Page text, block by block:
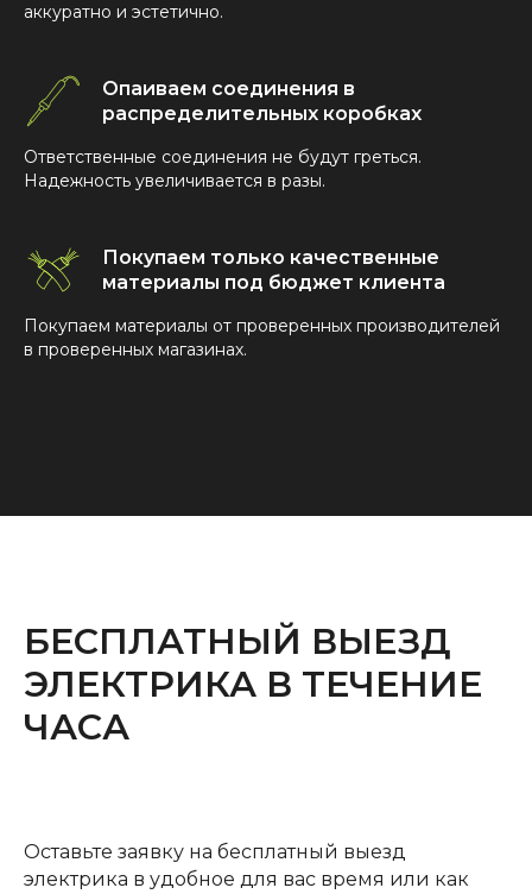
аккуратно и эстетично.
Опаиваем соединения в
распределительных коробках
Ответственные соединения не будут греться.
Надежность увеличивается в разы.
Покупаем только качественные
материалы под бюджет клиента
Покупаем материалы от проверенных производителей
в проверенных магазинах.
БЕСПЛАТНЫЙ ВЫЕЗД
ЭЛЕКТРИКА В ТЕЧЕНИЕ
ЧАСА
Оставьте заявку на бесплатный выезд
электрика в удобное для вас время или как